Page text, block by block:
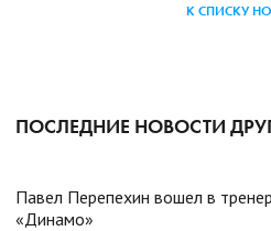
К СПИСКУ
ПОСЛЕДНИЕ НОВОСТИ
Павел Перепехин вошел в
«Динамо»